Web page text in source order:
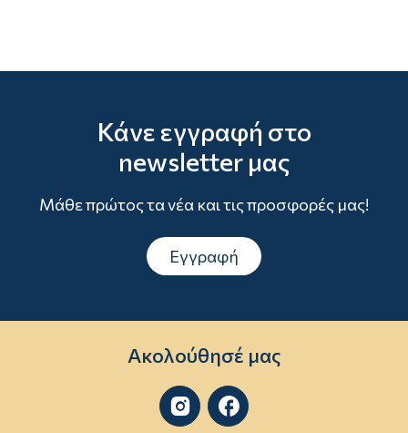
Κάνε εγγραφή στο
newsletter μας
Μάθε πρώτος τα νέα και τις προσφορές μας!
Εγγραφή
Ακολούθησέ μας
 